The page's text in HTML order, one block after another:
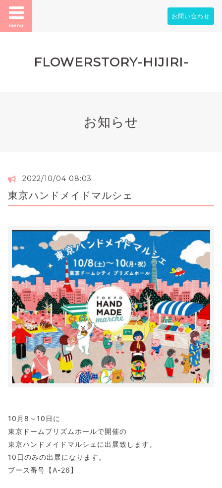
menu
お問い合わせ
FLOWERSTORY-HIJIRI-
お知らせ
2022/10/04 08:03
東京ハンドメイドマルシェ
10月8～10日に
東京ドームプリズムホールで開催の
東京ハンドメイドマルシェに出展致します。
10日のみの出展になります。
ブース番号【A-26】